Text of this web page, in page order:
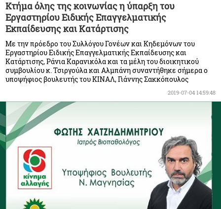
Κτήμα όλης της κοινωνίας η ύπαρξη του
Εργαστηρίου Ειδικής Επαγγελματικής
Εκπαίδευσης και Κατάρτισης
Με την πρόεδρο του Συλλόγου Γονέων και Κηδεμόνων του
Εργαστηρίου Ειδικής Επαγγελματικής Εκπαίδευσης και
Κατάρτισης, Ράνια Καρανικόλα και τα μέλη του διοικητικού
συμβουλίου κ. Τσιργούλα και Αλμπάνη συναντήθηκε σήμερα ο
υποψήφιος βουλευτής του ΚΙΝΑΛ, Γιάννης Σακκόπουλος
2019-07-04 14:59:48